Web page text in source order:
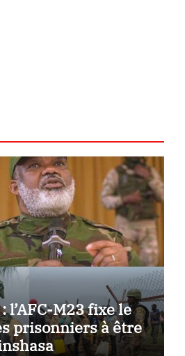
l’AFC-M23 fixe le
prisonniers à être